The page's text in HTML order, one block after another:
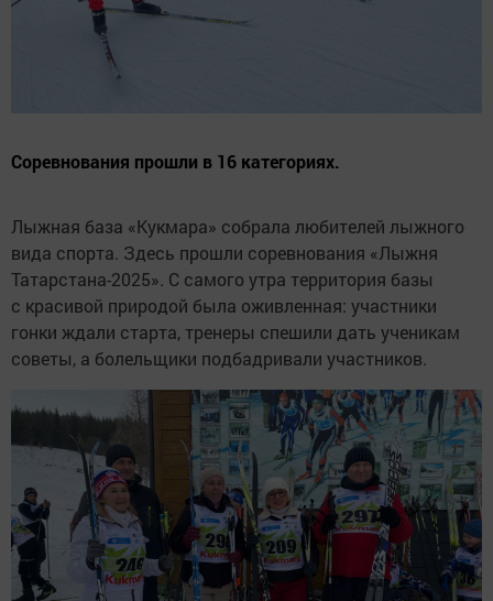
Соревнования прошли в 16 категориях.
Лыжная база «Кукмара» собрала любителей лыжного
вида спорта. Здесь прошли соревнования «Лыжня
Татарстана-2025». С самого утра территория базы
с красивой природой была оживленная: участники
гонки ждали старта, тренеры спешили дать ученикам
советы, а болельщики подбадривали участников.